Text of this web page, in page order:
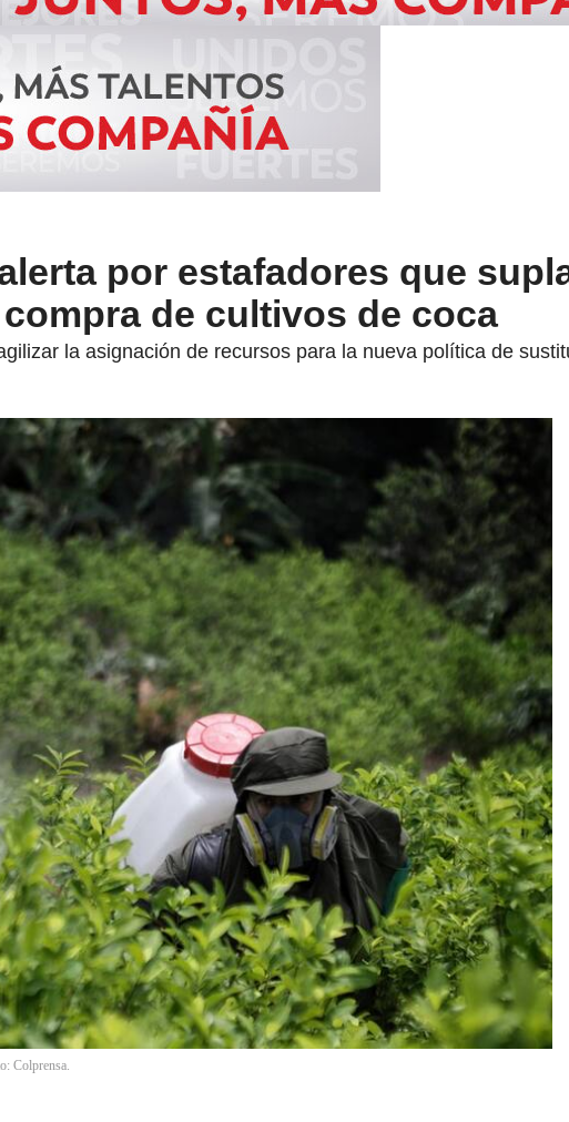
por estafadores que
compra de cultivos de coca
la asignación de recursos para la nueva política de
Colprensa.